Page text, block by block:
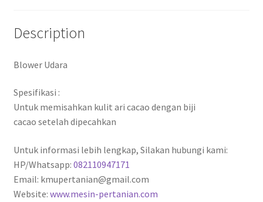
Description
Blower Udara
Spesifikasi :
Untuk memisahkan kulit ari cacao dengan biji
cacao setelah dipecahkan
Untuk informasi lebih lengkap, Silakan hubungi kami:
HP/Whatsapp: 082110947171
Email: kmupertanian@gmail.com
Website: www.mesin-pertanian.com